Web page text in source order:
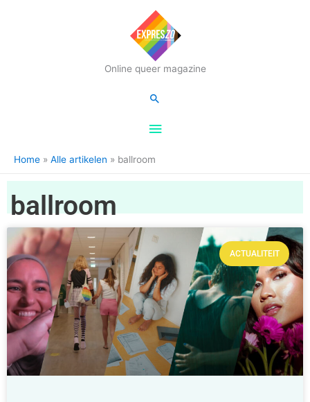
Online queer magazine
Hoofdmenu
Zoeken
Home Alle artikelen ballroom
ballroom
ACTUALITEIT